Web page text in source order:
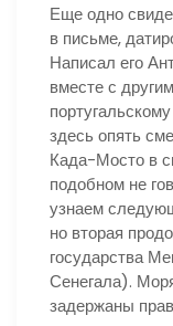
Еще одно
в письме,
Написал его
вместе с
здесь опять
Када-Мосто в
подобном не
узнаем
но вторая
государства
Сенегала).
задержаны